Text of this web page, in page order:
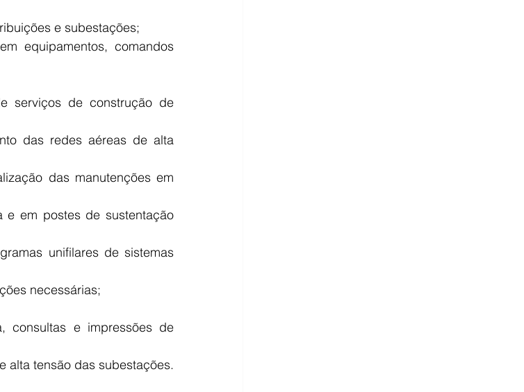
e subestações;
equipamentos, comandos
serviços de construção de
das redes aéreas de alta
das manutenções em
e em postes de sustentação
unifilares de sistemas
necessárias;
consultas e impressões de
alta tensão das subestações.